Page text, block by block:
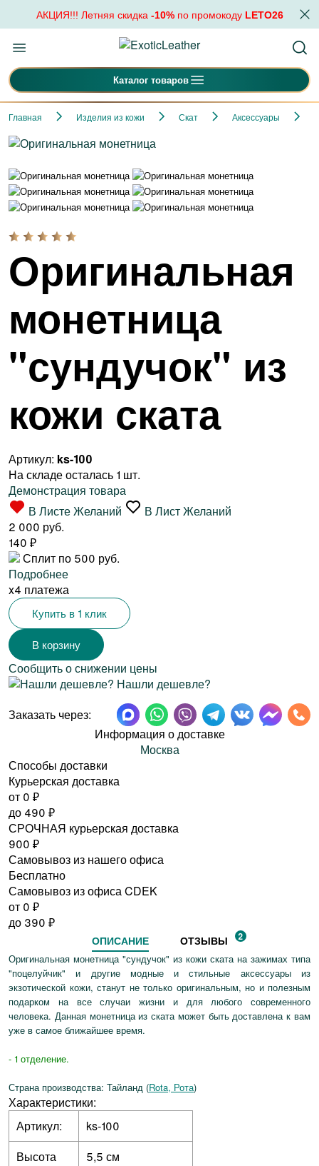
АКЦИЯ!!! Летняя скидка -10%по промокоду LETO26
Каталог товаров
Главная Изделия из кожи Скат Аксессуары
Оригинальная
монетница
"сундучок" из
кожи ската
Артикул: ks-100
На складе осталась 1 шт.
Демонстрация товара
В Листе Желаний
В Лист Желаний
2 000 руб.
140 ₽
Сплит по 500 руб.
Подробнее
x4 платежа
Купить в 1 клик
Сообщить о снижении цены
Нашли дешевле?
Заказать через:
Информация о доставке
Москва
Способы доставки
Курьерская доставка
от 0 ₽
до 490 ₽
СРОЧНАЯ курьерская доставка
900 ₽
Самовывоз из нашего офиса
Бесплатно
Самовывоз из офиса CDEK
от 0 ₽
до 390 ₽
ОПИСАНИЕ ОТЗЫВЫ 2
Оригинальная монетница "сундучок" из кожи ската на зажимах типа
"поцелуйчик" и другие модные и стильные аксессуары из
экзотической кожи, станут не только оригинальным, но и полезным
подарком на все случаи жизни и для любого современного
человека. Данная монетница из ската может быть доставлена к вам
уже в самое ближайшее время.
- 1 отделение.
Страна производства: Тайланд (Rota, Рота)
Характеристики:
Артикул:
ks-100
Высота
5,5 см